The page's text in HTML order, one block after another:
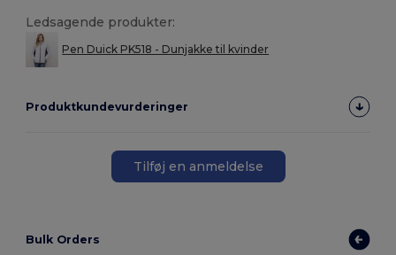
Ledsagende produkter:
Pen Duick PK518 - Dunjakke til kvinder
Produktkundevurderinger
Tilføj en anmeldelse
Bulk Orders